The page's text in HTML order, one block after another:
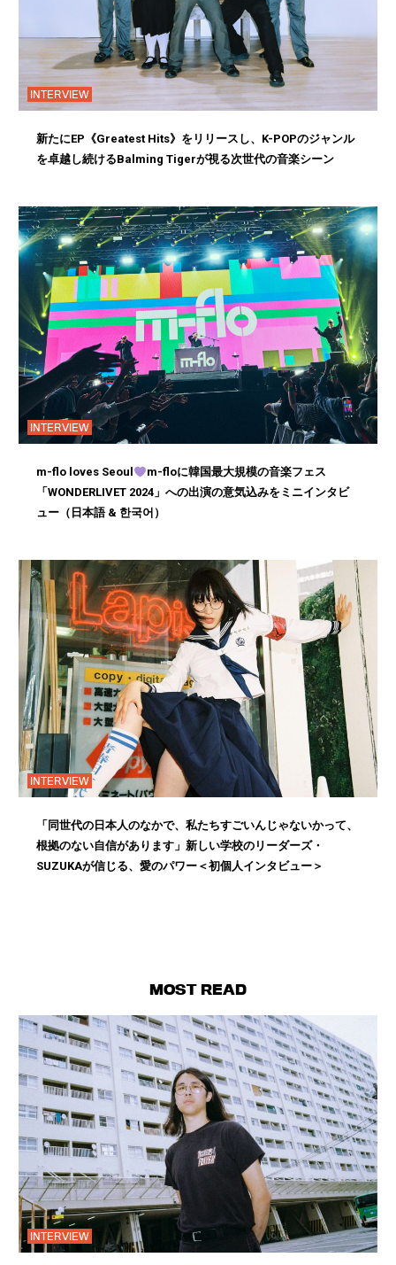
INTERVIEW
新たにEP《Greatest Hits》をリリースし、K-POPのジャンル
を卓越し続けるBalming Tigerが視る次世代の音楽シーン
INTERVIEW
m-flo loves Seoul
m-floに韓国最大規模の音楽フェス
「WONDERLIVET 2024」への出演の意気込みをミニインタビ
ュー（日本語 & 한국어）
INTERVIEW
「同世代の日本人のなかで、私たちすごいんじゃないかって、
根拠のない自信があります」新しい学校のリーダーズ・
SUZUKAが信じる、愛のパワー＜初個人インタビュー＞
MOST READ
INTERVIEW